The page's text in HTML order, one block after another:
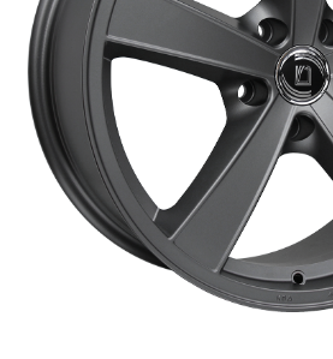
Auton renkaat
Yhteystiedot